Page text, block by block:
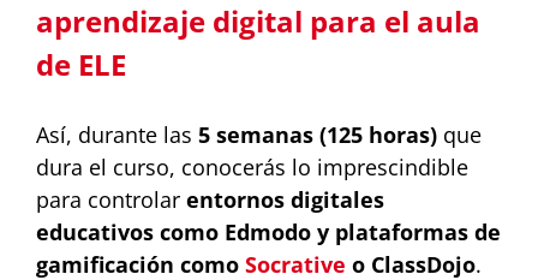
aprendizaje digital para el aula
de ELE
Así, durante las 5 semanas (125 horas) que
dura el curso, conocerás lo imprescindible
para controlar entornos digitales
educativos como Edmodo y plataformas de
gamificación como Socrative o ClassDojo.